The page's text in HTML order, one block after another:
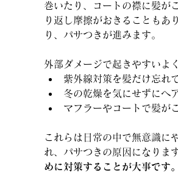
巻いたり、コートの襟に髪が
り返し摩擦がおきることもあ
り、パサつきが進みます。
外部ダメージで起きやすいよ
紫外線対策を髪だけ忘れ
冬の乾燥を気にせずにヘ
マフラーやコートで髪が
これらは日常の中で無意識に
れ、パサつきの原因になります
めに対策することが大事です。